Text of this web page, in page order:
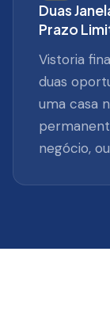
Duas
Prazo
Vistoria
duas
uma casa
negócio,